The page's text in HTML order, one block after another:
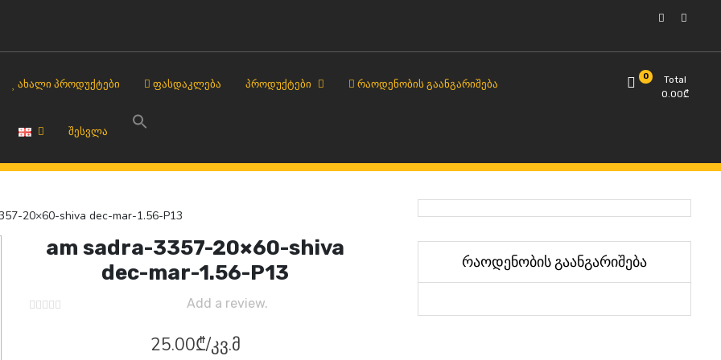
ᲐᲮᲐᲚᲘ ᲞᲠᲝᲓᲣᲥᲢᲔᲑᲘ ᲤᲐᲡᲓᲐᲙᲚᲔᲑᲐ ᲞᲠᲝᲓᲣᲥᲢᲔᲑᲘ ᲠᲐᲝᲓᲔᲜᲝᲑᲘᲡ ᲒᲐᲐᲜᲒᲐᲠᲘᲨᲔᲑᲐ
ᲨᲔᲡᲕᲚᲐ
0
Total
0.00₾
20×60-shiva dec-mar-1.56-P13
am sadra-3357-20×60-shiva
dec-mar-1.56-P13
Add a review.
25.00₾/კვ.მ
რაოდენობის გაანგარიშება